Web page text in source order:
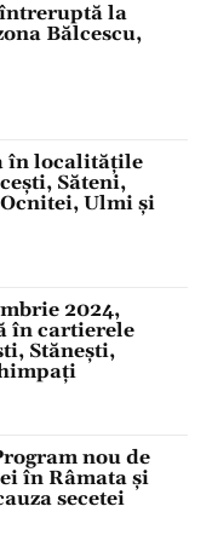
la
Bălcescu,
în localitățile
Săteni,
Ulmi și
2024,
în cartierele
Stănești,
nou de
în Râmata și
secetei